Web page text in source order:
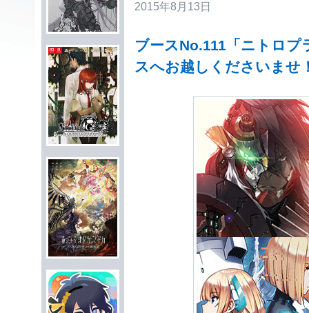
2015年8月13日
ブースNo.111「ニトロ
スへお越しくださいま